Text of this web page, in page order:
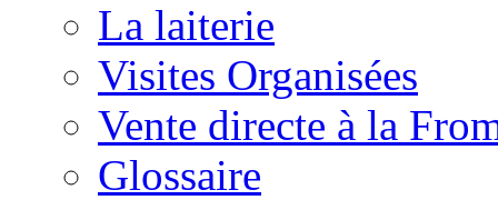
La laiterie
Visites Organisées
Vente directe à la
Glossaire